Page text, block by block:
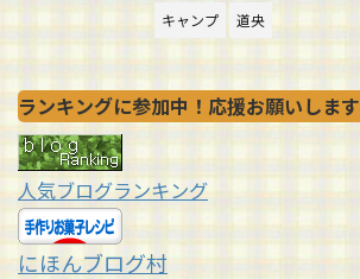
キャンプ 道央
ランキングに参加中！応援お願いします
人気ブログランキング
にほんブログ村